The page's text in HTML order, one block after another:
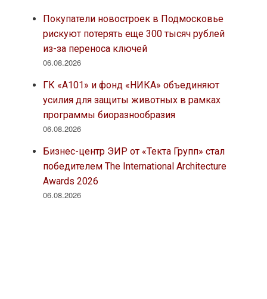
Покупатели новостроек в Подмосковье
рискуют потерять еще 300 тысяч рублей
из-за переноса ключей
06.08.2026
ГК «А101» и фонд «НИКА» объединяют
усилия для защиты животных в рамках
программы биоразнообразия
06.08.2026
Бизнес-центр ЭИР от «Текта Групп» стал
победителем The International Architecture
Awards 2026
06.08.2026